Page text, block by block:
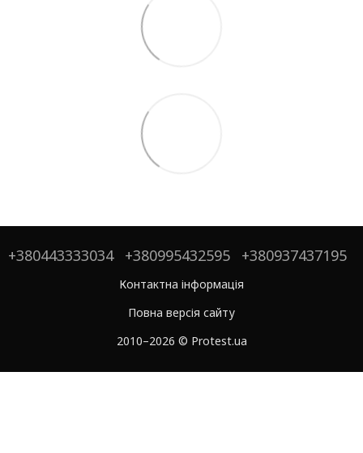
+380443333034 +380995432595 +380937437195
Контактна інформація
Повна версія сайту
2010–2026 © Protest.ua